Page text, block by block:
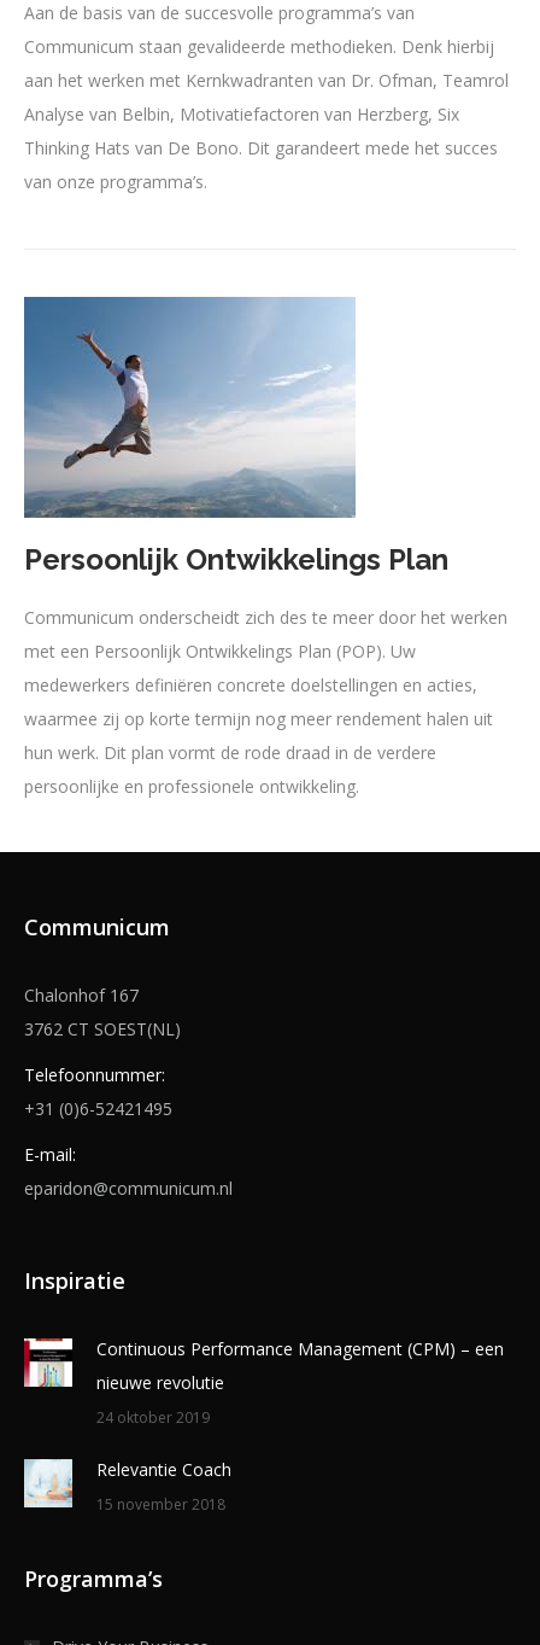
Aan de basis van de succesvolle programma’s van
Communicum staan gevalideerde methodieken. Denk hierbij
aan het werken met Kernkwadranten van Dr. Ofman, Teamrol
Analyse van Belbin, Motivatiefactoren van Herzberg, Six
Thinking Hats van De Bono. Dit garandeert mede het succes
van onze programma’s.
Persoonlijk Ontwikkelings Plan
Communicum onderscheidt zich des te meer door het werken
met een Persoonlijk Ontwikkelings Plan (POP). Uw
medewerkers definiëren concrete doelstellingen en acties,
waarmee zij op korte termijn nog meer rendement halen uit
hun werk. Dit plan vormt de rode draad in de verdere
persoonlijke en professionele ontwikkeling.
Communicum
Chalonhof 167
3762 CT SOEST(NL)
Telefoonnummer:
+31 (0)6-52421495
E-mail:
eparidon@communicum.nl
Inspiratie
Continuous Performance Management (CPM) – een
nieuwe revolutie
24 oktober 2019
Relevantie Coach
15 november 2018
Programma’s